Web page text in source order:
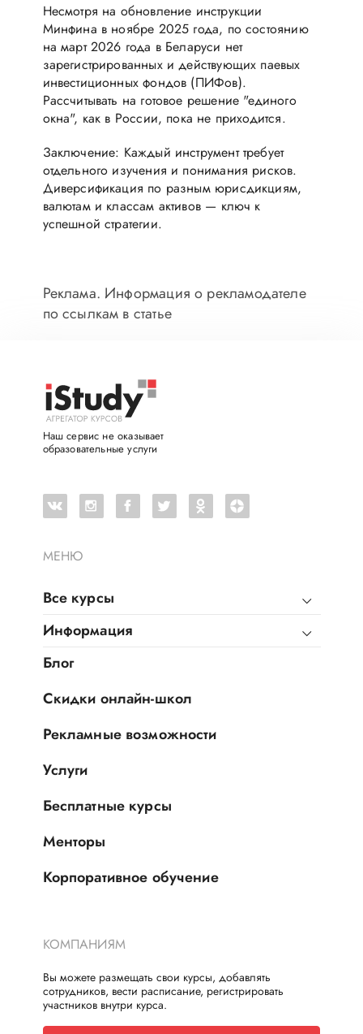
Несмотря на обновление инструкции
Минфина в ноябре 2025 года, по состоянию
на март 2026 года в Беларуси нет
зарегистрированных и действующих паевых
инвестиционных фондов (ПИФов).
Рассчитывать на готовое решение "единого
окна", как в России, пока не приходится.
Заключение: Каждый инструмент требует
отдельного изучения и понимания рисков.
Диверсификация по разным юрисдикциям,
валютам и классам активов — ключ к
успешной стратегии.
Реклама. Информация о рекламодателе
по ссылкам в статье
МЕНЮ
Все курсы
Информация
Блог
Скидки онлайн-школ
Рекламные возможности
Услуги
Бесплатные курсы
Менторы
Корпоративное обучение
Наш сервис не оказывает
образовательные услуги
КОМПАНИЯМ
Вы можете размещать свои курсы, добавлять
сотрудников, вести расписание, регистрировать
участников внутри курса.